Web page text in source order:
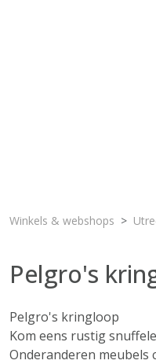
Winkels & webshops
Pelgro's
Pelgro's kringloop
Kom eens rustig
Onderanderen meubels